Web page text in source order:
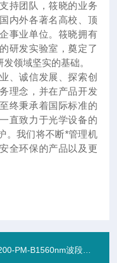
持团队，筱晓的业务
内外各著名高校、顶
事业单位。筱晓拥有
研发实验室，奠定了
领域坚实的基础。
、诚信发展、探索创
理念，并在产品开发
终秉承着国际标准的
直致力于光学设备的
。我们将不断*管理机
全环保的产品以及更
波段高重频飞秒脉冲光纤激光器